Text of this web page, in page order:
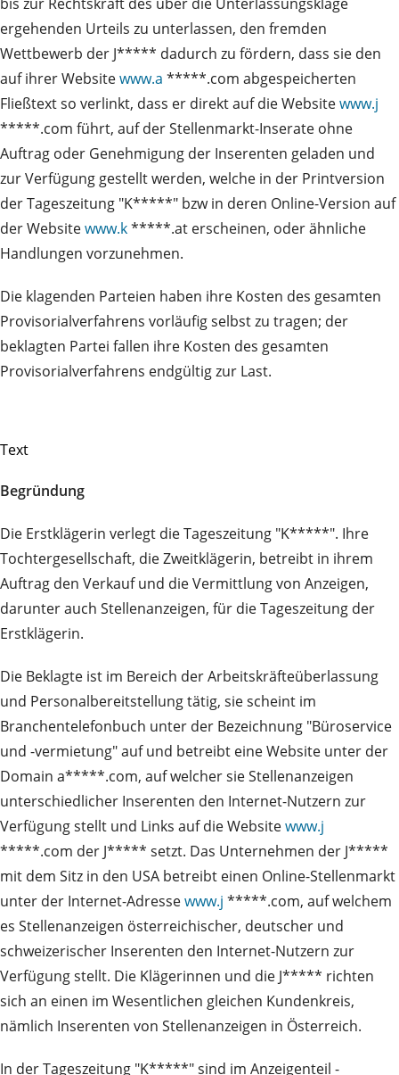
ergehenden Urteils zu unterlassen, den fremden
Wettbewerb der J***** dadurch zu fördern, dass sie den
auf ihrer Websitewww.a *****.com abgespeicherten
Fließtext so verlinkt, dass er direkt auf die Websitewww.j
*****.com führt, auf der Stellenmarkt-Inserate ohne
Auftrag oder Genehmigung der Inserenten geladen und
zur Verfügung gestellt werden, welche in der Printversion
der Tageszeitung "K*****" bzw in deren Online-Version auf
der Websitewww.k*****.at erscheinen, oder ähnliche
Handlungen vorzunehmen.
Die klagenden Parteien haben ihre Kosten des gesamten
Provisorialverfahrens vorläufig selbst zu tragen; der
beklagten Partei fallen ihre Kosten des gesamten
Provisorialverfahrens endgültig zur Last.
Text
Begründung
Die Erstklägerin verlegt die Tageszeitung "K*****". Ihre
Tochtergesellschaft, die Zweitklägerin, betreibt in ihrem
Auftrag den Verkauf und die Vermittlung von Anzeigen,
darunter auch Stellenanzeigen, für die Tageszeitung der
Erstklägerin.
Die Beklagte ist im Bereich der Arbeitskräfteüberlassung
und Personalbereitstellung tätig, sie scheint im
Branchentelefonbuch unter der Bezeichnung "Büroservice
und -vermietung" auf und betreibt eine Website unter der
Domain a*****.com, auf welcher sie Stellenanzeigen
unterschiedlicher Inserenten den Internet-Nutzern zur
Verfügung stellt und Links auf die Websitewww.j
*****.com der J***** setzt. Das Unternehmen der J*****
mit dem Sitz in den USA betreibt einen Online-Stellenmarkt
unter der Internet-Adressewww.j *****.com, auf welchem
es Stellenanzeigen österreichischer, deutscher und
schweizerischer Inserenten den Internet-Nutzern zur
Verfügung stellt. Die Klägerinnen und die J***** richten
sich an einen im Wesentlichen gleichen Kundenkreis,
nämlich Inserenten von Stellenanzeigen in Österreich.
In der Tageszeitung "K*****" sind im Anzeigenteil -